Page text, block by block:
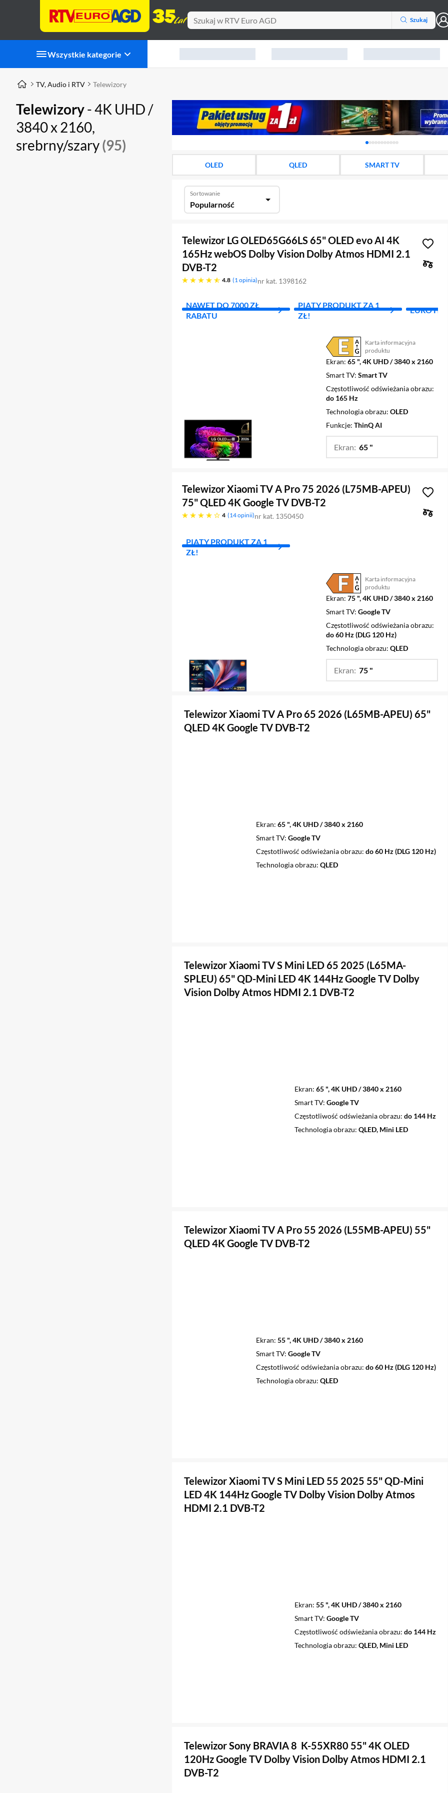
Szukaj
Wszystkie kategorie
Karuzela z banerami,
TV, Audio i RTV Telewizory
Telewizory- 4K UHD /
3840 x 2160,
srebrny/szary(95)
OLED QLED SMART TV
Sortowanie
Popularność
Telewizor LG OLED65G66LS 65" OLED evo AI 4K
165Hz webOS Dolby Vision Dolby Atmos HDMI 2.1
DVB-T2
4.8
4.8 gwiazdek 1 opinia nr kat. 1398162
NAWET DO 7000 ZŁ
RABATU
PIĄTY PRODUKT ZA 1
ZŁ!
EURO
Karta informacyjna
produktu
Plik w formacie pdf
(otworzy się w nowym oknie)
Ekran 65 ", 4K UHD / 3840 x 2160
Smart TV Smart TV
Częstotliwość odświeżania obrazu
do 165 Hz
Technologia obrazu OLED
Funkcje ThinQ AI
Ekran: 65 "
Telewizor Xiaomi TV A Pro 75 2026 (L75MB-APEU)
75" QLED 4K Google TV DVB-T2
4
cztery gwiazdki 14 opinii nr kat. 1350450
PIĄTY PRODUKT ZA 1
ZŁ!
Karta informacyjna
produktu
Plik w formacie pdf
(otworzy się w nowym oknie)
Ekran 75 ", 4K UHD / 3840 x 2160
Smart TV Google TV
Częstotliwość odświeżania obrazu
do 60 Hz (DLG 120 Hz)
Technologia obrazu QLED
Ekran: 75 "
50 ", 55 ", 65 "
Telewizor Xiaomi TV A Pro 65 2026 (L65MB-APEU) 65"
QLED 4K Google TV DVB-T2
Ekran 65 ", 4K UHD / 3840 x 2160
Smart TV Google TV
Częstotliwość odświeżania obrazu do 60 Hz (DLG 120 Hz)
Technologia obrazu QLED
Telewizor Xiaomi TV S Mini LED 65 2025 (L65MA-
SPLEU) 65" QD-Mini LED 4K 144Hz Google TV Dolby
Vision Dolby Atmos HDMI 2.1 DVB-T2
Ekran 65 ", 4K UHD / 3840 x 2160
Smart TV Google TV
Częstotliwość odświeżania obrazu do 144 Hz
Technologia obrazu QLED, Mini LED
Telewizor Xiaomi TV A Pro 55 2026 (L55MB-APEU) 55"
QLED 4K Google TV DVB-T2
Ekran 55 ", 4K UHD / 3840 x 2160
Smart TV Google TV
Częstotliwość odświeżania obrazu do 60 Hz (DLG 120 Hz)
Technologia obrazu QLED
Telewizor Xiaomi TV S Mini LED 55 2025 55" QD-Mini
LED 4K 144Hz Google TV Dolby Vision Dolby Atmos
HDMI 2.1 DVB-T2
Ekran 55 ", 4K UHD / 3840 x 2160
Smart TV Google TV
Częstotliwość odświeżania obrazu do 144 Hz
Technologia obrazu QLED, Mini LED
Telewizor Sony BRAVIA 8 K-55XR80 55" 4K OLED
120Hz Google TV Dolby Vision Dolby Atmos HDMI 2.1
DVB-T2